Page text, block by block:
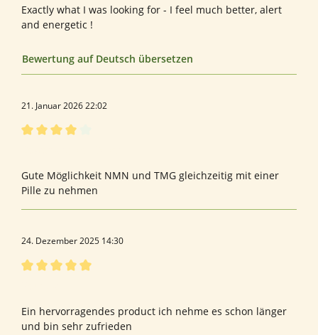
Exactly what I was looking for - I feel much better, alert
and energetic !
Bewertung auf Deutsch übersetzen
21. Januar 2026 22:02
Gute Möglichkeit NMN und TMG gleichzeitig mit einer
Pille zu nehmen
24. Dezember 2025 14:30
Ein hervorragendes product ich nehme es schon länger
und bin sehr zufrieden